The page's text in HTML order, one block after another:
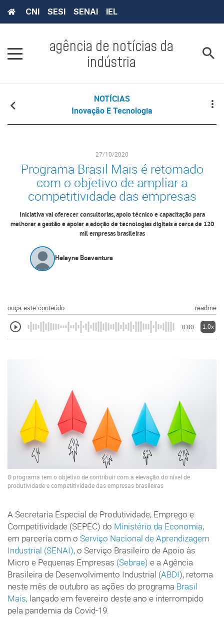
CNI SESI SENAI IEL
agência de notícias da
indústria
NOTÍCIAS
Inovação E Tecnologia
27/10/2020
Programa Brasil Mais é retomado
com o objetivo de ampliar a
competitividade das empresas
Iniciativa vai oferecer consultorias, apoio técnico e capacitação para
melhorar a gestão e apoiar a adoção de tecnologias digitais a cerca de 120
mil empresas brasileiras
Helayne Boaventura
ouça este conteúdo readme
0:00 1.0x
O programa tem o objetivo de contribuir com a elevação do nível de
produtividade e competitividade das empresas brasileiras
A Secretaria Especial de Produtividade, Emprego e
Competitividade (SEPEC) do Ministério da Economia,
em parceria com o Serviço Nacional de Aprendizagem
Industrial (SENAI), o Serviço Brasileiro de Apoio às
Micro e Pequenas Empresas (Sebrae) e a Agência
Brasileira de Desenvolvimento Industrial (ABDI), retoma
neste mês de outubro as ações do programa Brasil
Mais, lançado em fevereiro deste ano e interrompido
pela pandemia da Covid-19.